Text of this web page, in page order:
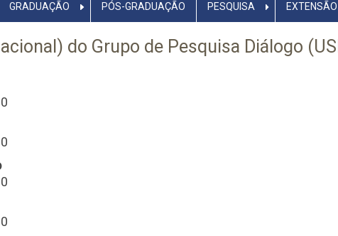
GRADUAÇÃO PÓS-GRADUAÇÃO PESQUISA EXTENSÃO
do Grupo de Pesquisa Diálogo